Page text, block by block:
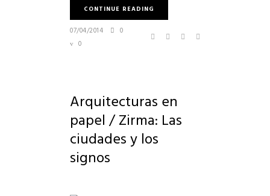
CONTINUE READING
07/04/2014
0
0
Arquitecturas en
papel / Zirma: Las
ciudades y los
signos